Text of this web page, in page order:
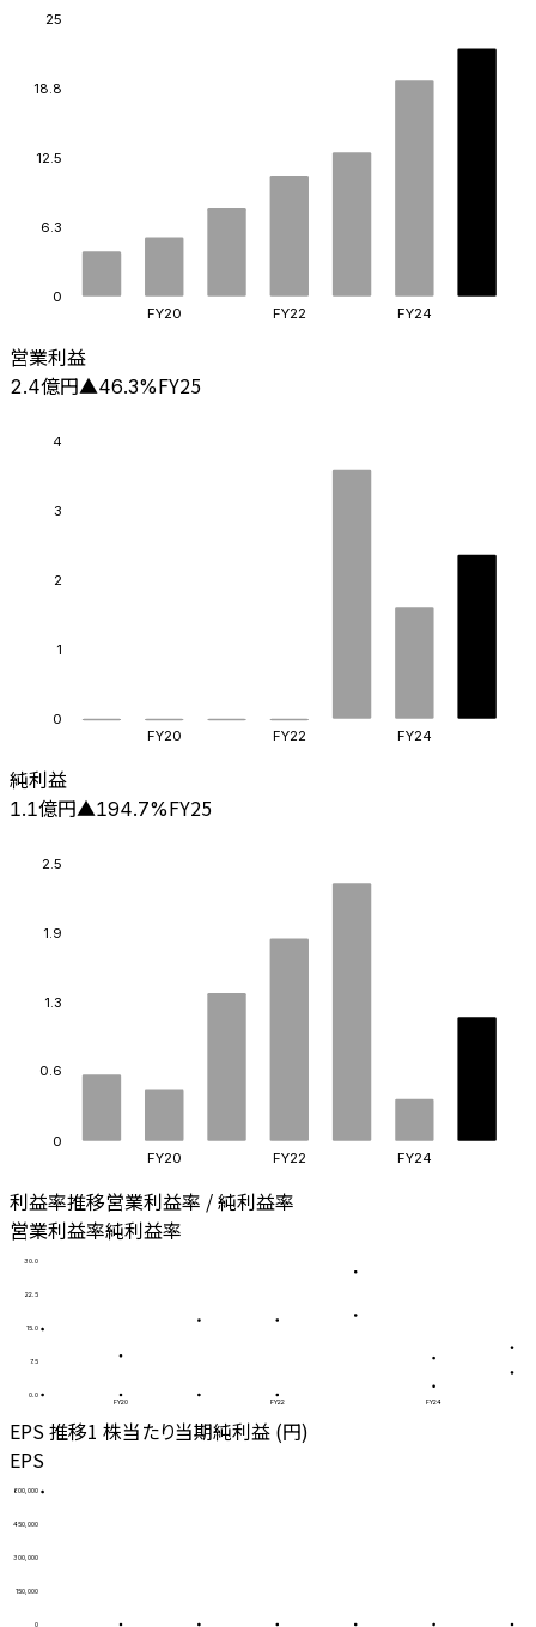
0
6.3
12.5
18.8
25
FY20 FY22 FY24
営業利益
2.4億円▲46.3%FY25
0
1
2
3
4
FY20 FY22 FY24
純利益
1.1億円▲194.7%FY25
0
0.6
1.3
1.9
2.5
FY20 FY22 FY24
利益率推移営業利益率 / 純利益率
営業利益率純利益率
0.0
7.5
15.0
22.5
30.0
FY20 FY22 FY24
EPS 推移1 株当たり当期純利益 (円)
EPS
0
150,000
300,000
450,000
600,000